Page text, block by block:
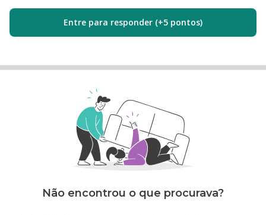
Entre para responder (+5 pontos)
Não encontrou o que procurava?